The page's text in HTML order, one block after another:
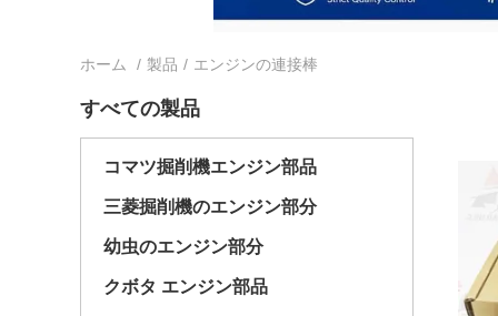
ホーム / 製品 / エンジンの連接棒
すべての製品
コマツ掘削機エンジン部品
三菱掘削機のエンジン部分
幼虫のエンジン部分
クボタ エンジン部品